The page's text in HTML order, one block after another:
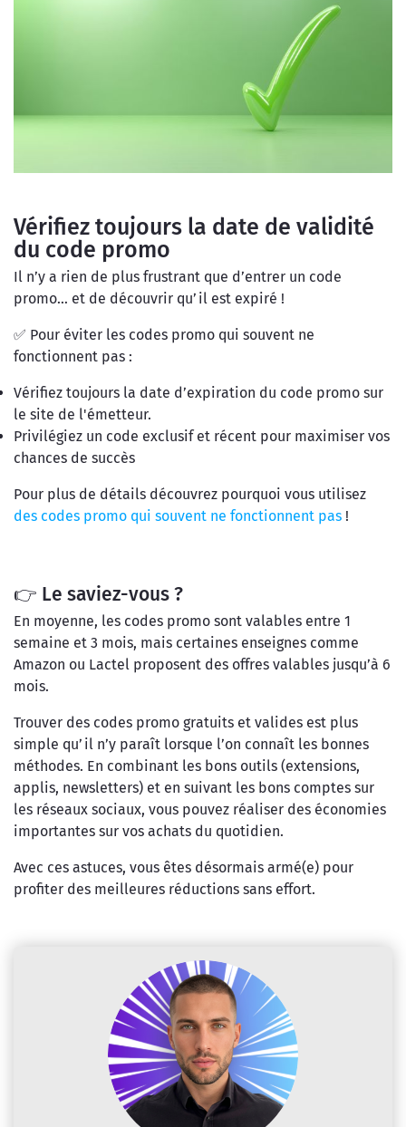
Vérifiez toujours la date de validité
du code promo
Il n’y a rien de plus frustrant que d’entrer un code
promo… et de découvrir qu’il est expiré !
✅ Pour éviter les codes promo qui souvent ne
fonctionnent pas :
Vérifiez toujours la date d’expiration du code promo sur
le site de l'émetteur.
Privilégiez un code exclusif et récent pour maximiser vos
chances de succès
Pour plus de détails découvrez pourquoi vous utilisez
des codes promo qui souvent ne fonctionnent pas !
👉 Le saviez-vous ?
En moyenne, les codes promo sont valables entre 1
semaine et 3 mois, mais certaines enseignes comme
Amazon ou Lactel proposent des offres valables jusqu’à 6
mois.
Trouver des codes promo gratuits et valides est plus
simple qu’il n’y paraît lorsque l’on connaît les bonnes
méthodes. En combinant les bons outils (extensions,
applis, newsletters) et en suivant les bons comptes sur
les réseaux sociaux, vous pouvez réaliser des économies
importantes sur vos achats du quotidien.
Avec ces astuces, vous êtes désormais armé(e) pour
profiter des meilleures réductions sans effort.